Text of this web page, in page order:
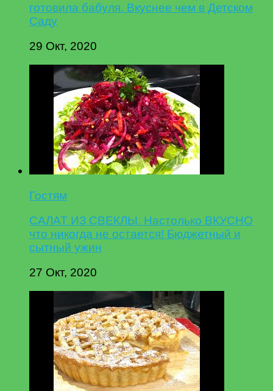
готовила бабуля. Вкуснее чем в Детском
Саду
29 Окт, 2020
Гостям
САЛАТ ИЗ СВЕКЛЫ. Настолько ВКУСНО
что никогда не остается! Бюджетный и
сытный ужин
27 Окт, 2020